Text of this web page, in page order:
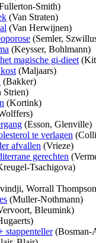
Smith)
(Van Straten)
(Van Herwijnen)
(Semler,
(Keysser, Bohlmann)
magische gi-dieet
(Maljaars)
(Bakker)
Strien)
(Kortink)
(Esson, Glenville)
te verlagen
afvallen (Vrieze)
gerechten
Tsachigova)
Worrall
(Muller-Nothmann)
Bleumink)
stappenteller(Bosman-